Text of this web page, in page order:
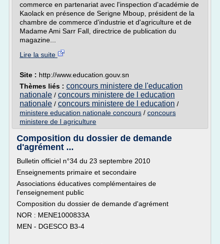
commerce en partenariat avec l'inspection d'académie de
Kaolack en présence de Serigne Mboup, président de la
chambre de commerce d'industrie et d'agriculture et de
Madame Ami Sarr Fall, directrice de publication du
magazine...
Lire la suite
Site : http://www.education.gouv.sn
Thèmes liés : concours ministere de l'education
nationale / concours ministere de l education
nationale / concours ministere de l education /
ministere education nationale concours / concours
ministere de l agriculture
Composition du dossier de demande
d'agrément ...
Bulletin officiel n°34 du 23 septembre 2010
Enseignements primaire et secondaire
Associations éducatives complémentaires de
l'enseignement public
Composition du dossier de demande d'agrément
NOR : MENE1000833A
MEN - DGESCO B3-4